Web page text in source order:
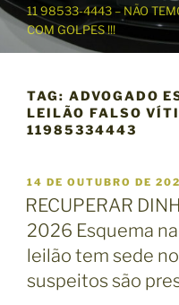
d
11 98533-4443 – NÃO
COM GOLPES !!!
TAG: ADVOGADO
LEILÃO FALSO
11985334443
P
U
B
L
I
C
A
14 DE OUTUBRO DE
RECUPERAR
2026 Esquema
leilão tem sede
suspeitos são